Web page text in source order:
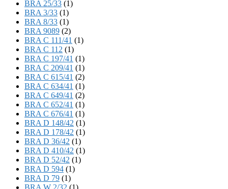
BRA 25/33 (1)
BRA 3/33 (1)
BRA 8/33 (1)
BRA 9089 (2)
BRA C 111/41 (1)
BRA C 112 (1)
BRA C 197/41 (1)
BRA C 209/41 (1)
BRA C 615/41 (2)
BRA C 634/41 (1)
BRA C 649/41 (2)
BRA C 652/41 (1)
BRA C 676/41 (1)
BRA D 148/42 (1)
BRA D 178/42 (1)
BRA D 36/42 (1)
BRA D 410/42 (1)
BRA D 52/42 (1)
BRA D 594 (1)
BRA D 79 (1)
BRA W 2/32 (1)